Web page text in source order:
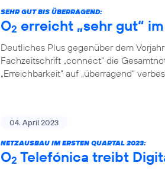
SEHR GUT BIS ÜBERRAGEND:
O2 erreicht „sehr gut“
Deutliches Plus gegenüber dem
Fachzeitschrift „connect“ die
„Erreichbarkeit“ auf „überragend“
04. April 2023
NETZAUSBAU IM ERSTEN QUARTAL 2023:
O2 Telefónica treibt